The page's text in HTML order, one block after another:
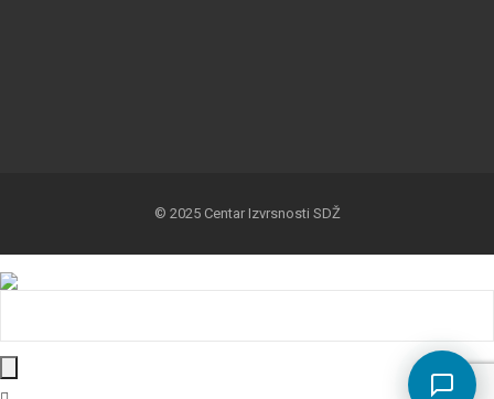
© 2025 Centar Izvrsnosti SDŽ